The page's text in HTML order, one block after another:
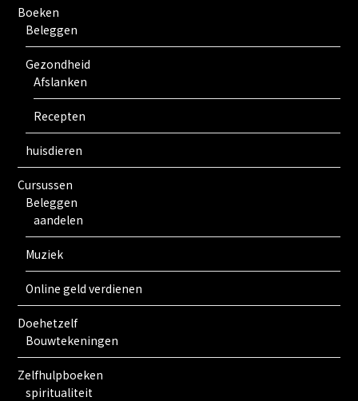
Boeken
Beleggen
Gezondheid
Afslanken
Recepten
huisdieren
Cursussen
Beleggen
aandelen
Muziek
Online geld verdienen
Doehetzelf
Bouwtekeningen
Zelfhulpboeken
spiritualiteit